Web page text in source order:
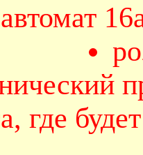
автомат
где